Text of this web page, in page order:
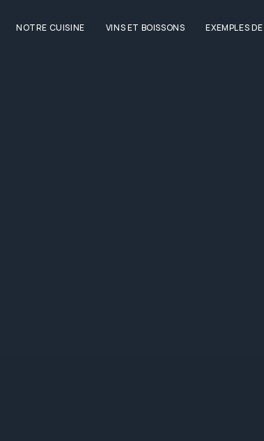
NOTRE CUISINE VINS ET BOISSONS EXEMPLES